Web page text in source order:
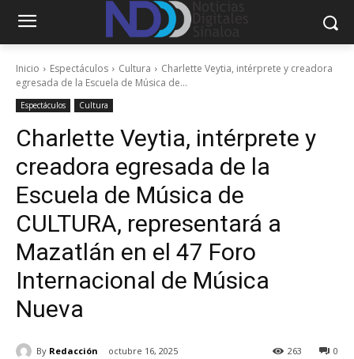
Inicio Espectáculos Cultura
Charlette Veytia, intérprete y creadora
egresada de la Escuela de Música de...
Espectáculos Cultura
Charlette Veytia, intérprete y
creadora egresada de la
Escuela de Música de
CULTURA, representará a
Mazatlán en el 47 Foro
Internacional de Música
Nueva
By Redacción octubre 16, 2025 0
263